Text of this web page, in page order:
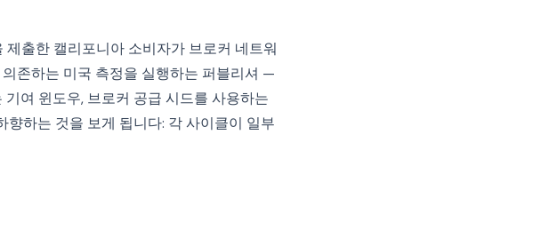
출한 캘리포니아 소비자가 브로커 네트워
존하는 미국 측정을 실행하는 퍼블리셔 —
여 윈도우, 브로커 공급 시드를 사용하는
하는 것을 보게 됩니다: 각 사이클이 일부